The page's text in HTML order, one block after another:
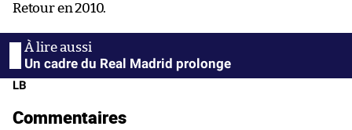
Retour en 2010.
Un cadre du Real Madrid prolonge
LB
Commentaires